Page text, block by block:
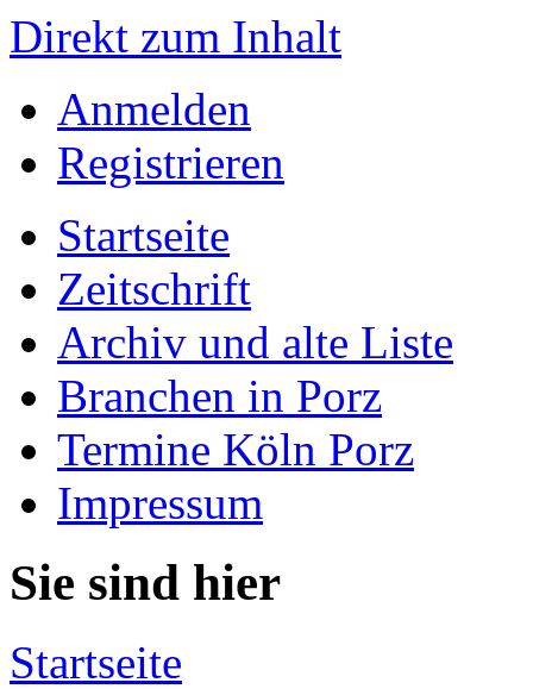
Direkt zum Inhalt
Anmelden
Registrieren
Startseite
Zeitschrift
Archiv und alte Liste
Branchen in Porz
Termine Köln Porz
Impressum
Sie sind hier
Startseite